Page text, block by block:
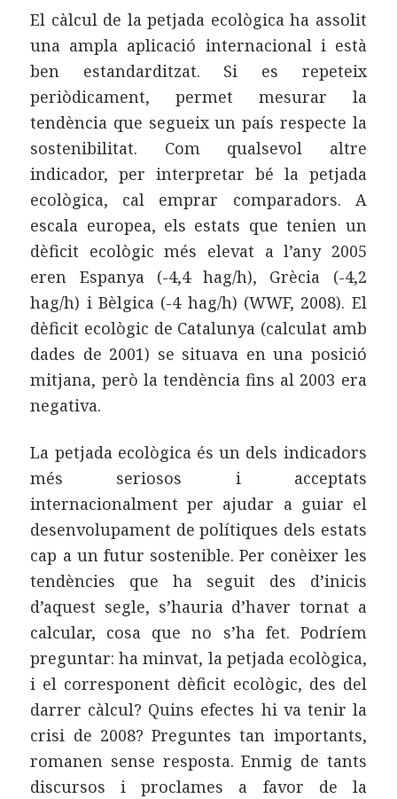
El càlcul de la petjada ecològica ha assolit
una ampla aplicació internacional i està
ben estandarditzat. Si es repeteix
periòdicament, permet mesurar la
tendència que segueix un país respecte la
sostenibilitat. Com qualsevol altre
indicador, per interpretar bé la petjada
ecològica, cal emprar comparadors. A
escala europea, els estats que tenien un
dèficit ecològic més elevat a l’any 2005
eren Espanya (-4,4 hag/h), Grècia (-4,2
hag/h) i Bèlgica (-4 hag/h) (WWF, 2008). El
dèficit ecològic de Catalunya (calculat amb
dades de 2001) se situava en una posició
mitjana, però la tendència fins al 2003 era
negativa.
La petjada ecològica és un dels indicadors
més seriosos i acceptats
internacionalment per ajudar a guiar el
desenvolupament de polítiques dels estats
cap a un futur sostenible. Per conèixer les
tendències que ha seguit des d’inicis
d’aquest segle, s’hauria d’haver tornat a
calcular, cosa que no s’ha fet. Podríem
preguntar: ha minvat, la petjada ecològica,
i el corresponent dèficit ecològic, des del
darrer càlcul? Quins efectes hi va tenir la
crisi de 2008? Preguntes tan importants,
romanen sense resposta. Enmig de tants
discursos i proclames a favor de la